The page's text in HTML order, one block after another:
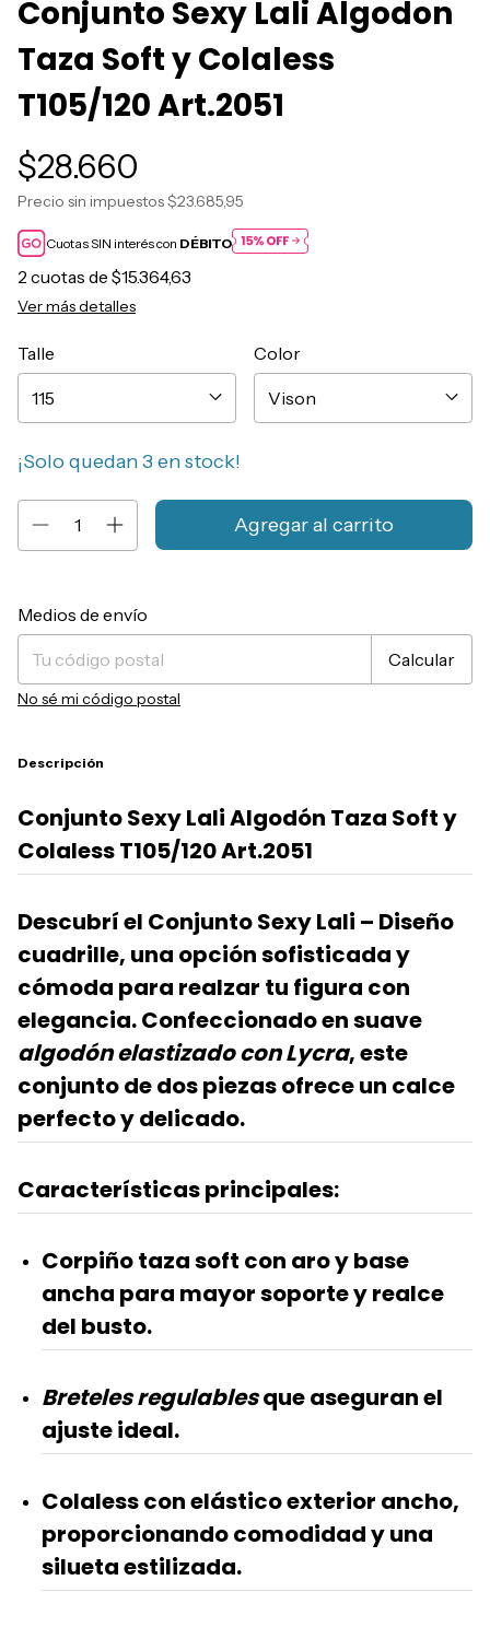
Conjunto Sexy Lali Algodon
Taza Soft y Colaless
T105/120 Art.2051
$28.660
Precio sin impuestos$23.685,95
Cuotas SIN interés con DÉBITO
2 cuotas de $15.364,63
Ver más detalles
Talle Color
¡Solo quedan3en stock!
Medios de envío
Calcular
No sé mi código postal
Descripción
Conjunto Sexy Lali Algodón Taza Soft y
Colaless T105/120 Art.2051
Descubrí el Conjunto Sexy Lali – Diseño
cuadrille, una opción sofisticada y
cómoda para realzar tu figura con
elegancia. Confeccionado en suave
algodón elastizado con Lycra, este
conjunto de dos piezas ofrece un calce
perfecto y delicado.
Características principales:
Corpiño taza soft con aroy base
ancha para mayor soporte y realce
del busto.
Breteles regulablesque aseguran el
ajuste ideal.
Colaless con elástico exterior ancho,
proporcionando comodidad y una
silueta estilizada.